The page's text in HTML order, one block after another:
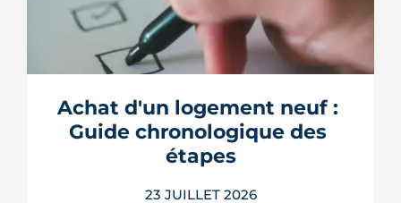
Combien rapporte une place de
parking à Bordeaux ? Prix de location
par quartier, calcul du rendement,
louer.
LIRE L'ARTICLE
Achat d'un logement neuf :
Guide chronologique des
étapes
23 JUILLET 2026